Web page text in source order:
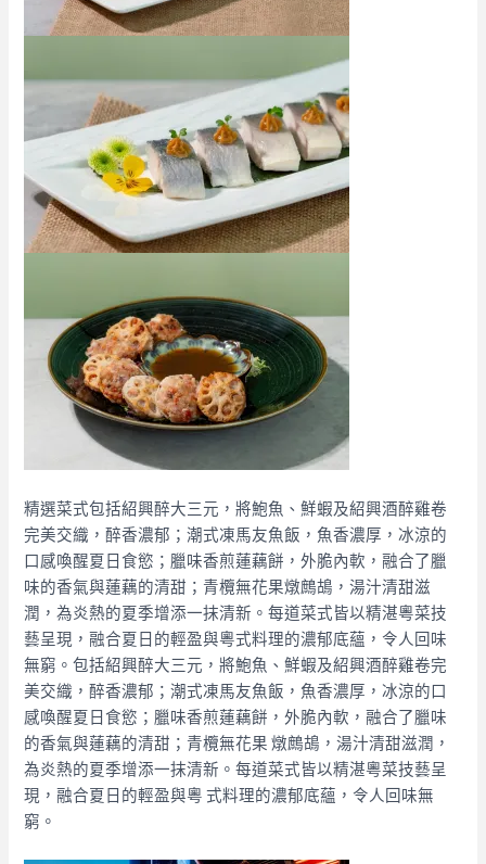
精選菜式包括紹興醉大三元，將鮑魚、鮮蝦及紹興酒醉雞卷
完美交織，醉香濃郁；潮式凍馬友魚飯，魚香濃厚，冰涼的
口感喚醒夏日食慾；臘味香煎蓮藕餅，外脆內軟，融合了臘
味的香氣與蓮藕的清甜；青欖無花果燉鷓鴣，湯汁清甜滋
潤，為炎熱的夏季增添一抹清新。每道菜式皆以精湛粵菜技
藝呈現，融合夏日的輕盈與粵式料理的濃郁底蘊，令人回味
無窮。包括紹興醉大三元，將鮑魚、鮮蝦及紹興酒醉雞卷完
美交織，醉香濃郁；潮式凍馬友魚飯，魚香濃厚，冰涼的口
感喚醒夏日食慾；臘味香煎蓮藕餅，外脆內軟，融合了臘味
的香氣與蓮藕的清甜；青欖無花果 燉鷓鴣，湯汁清甜滋潤，
為炎熱的夏季增添一抹清新。每道菜式皆以精湛粵菜技藝呈
現，融合夏日的輕盈與粵 式料理的濃郁底蘊，令人回味無
窮。